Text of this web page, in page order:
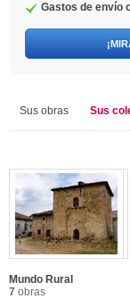
Gastos de envío
Sus obras Sus
Mundo Rural
7 obras